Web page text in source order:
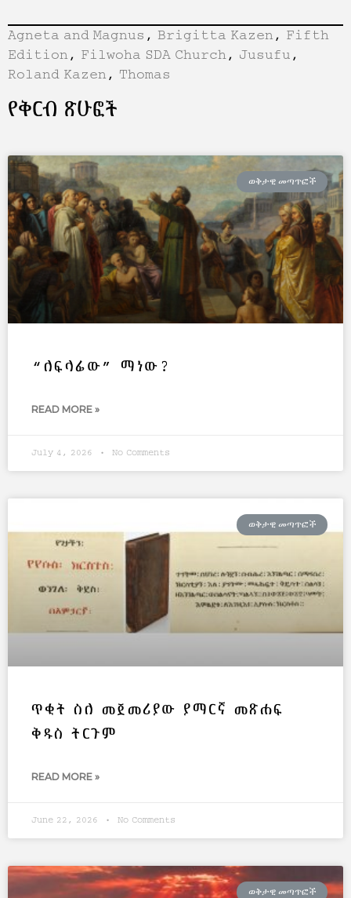
Agneta and Magnus , Brigitta Kazen , Fifth
Edition , Filwoha SDA Church , Jusufu
Roland Kazen , Thomas
የቅርብ ጽሁፎች
ወቅታዊ መጣጥፎች
“ለፍላፊው” ማነው?
READ MORE »
July 4, 2026 No Comments
ወቅታዊ መጣጥፎች
ጥቂት ስለ መጀመሪያው ያማርኛ መጽሐፍ
ቅዱስ ትርጉም
READ MORE »
June 22, 2026 No Comments
ወቅታዊ መጣጥፎች